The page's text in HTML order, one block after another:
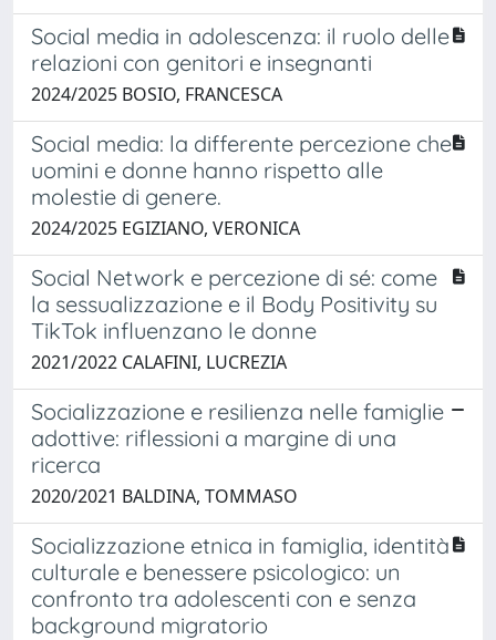
Social media in adolescenza: il ruolo delle
relazioni con genitori e insegnanti
2024/2025 BOSIO, FRANCESCA
Social media: la differente percezione che
uomini e donne hanno rispetto alle
molestie di genere.
2024/2025 EGIZIANO, VERONICA
Social Network e percezione di sé: come
la sessualizzazione e il Body Positivity su
TikTok influenzano le donne
2021/2022 CALAFINI, LUCREZIA
Socializzazione e resilienza nelle famiglie
adottive: riflessioni a margine di una
ricerca
2020/2021 BALDINA, TOMMASO
Socializzazione etnica in famiglia, identità
culturale e benessere psicologico: un
confronto tra adolescenti con e senza
background migratorio